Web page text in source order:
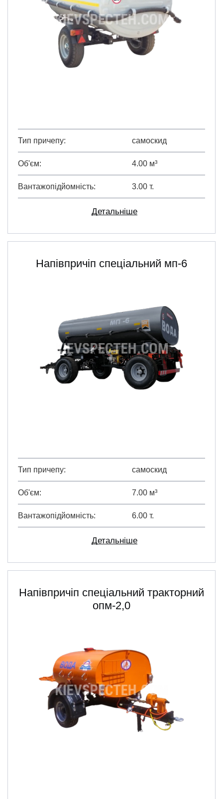
Тип причепу самоскид
Об'єм 4.00 м³
Вантажопідйомність 3.00 т.
Детальніше
Напівпричіп спеціальний мп-6
Тип причепу самоскид
Об'єм 7.00 м³
Вантажопідйомність 6.00 т.
Детальніше
Напівпричіп спеціальний тракторний
опм-2,0